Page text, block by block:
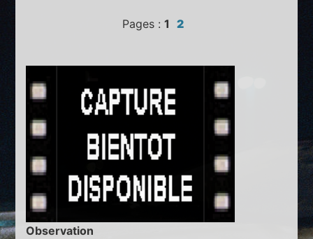
Pages : 1 2
Observation